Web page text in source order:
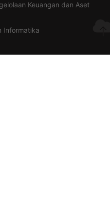
Keuangan dan Aset
Informatika